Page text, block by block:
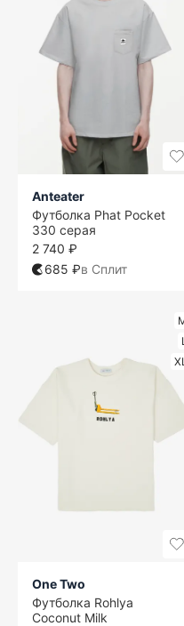
Anteater
Футболка Phat Pocket
330 серая
2 740 ₽
685 ₽в Сплит
One Two
Футболка Rohlya
Coconut Milk